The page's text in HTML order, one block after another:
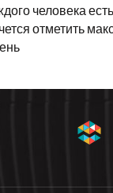
человека
отметить